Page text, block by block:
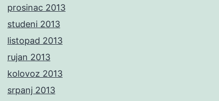
prosinac 2013
studeni 2013
listopad 2013
rujan 2013
kolovoz 2013
srpanj 2013